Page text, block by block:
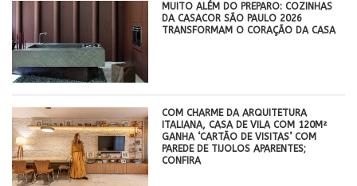
MUITO ALÉM DO PREPARO: COZINHAS
DA CASACOR SÃO PAULO 2026
TRANSFORMAM O CORAÇÃO DA CASA
COM CHARME DA ARQUITETURA
ITALIANA, CASA DE VILA COM 120M²
GANHA ‘CARTÃO DE VISITAS’ COM
PAREDE DE TIJOLOS APARENTES;
CONFIRA